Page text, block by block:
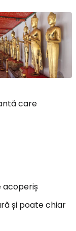
care
acoperiș
și poate chiar